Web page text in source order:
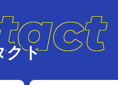
クト